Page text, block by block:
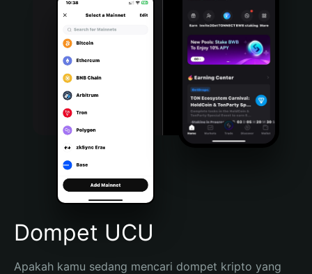
Português (Portugal)
Bahasa Indonesia
Português (Brasil)
Español (Argentina)
Dompet UCU
Apakah kamu sedang mencari dompet kripto yang